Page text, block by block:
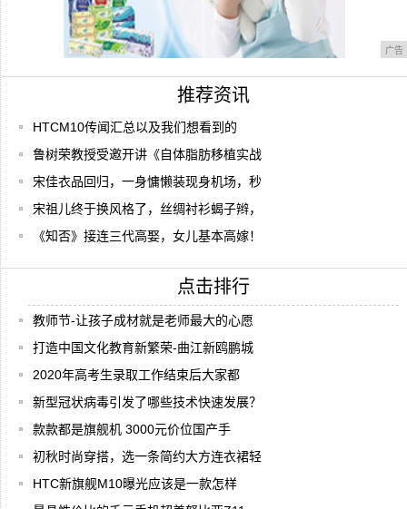
广告
推荐资讯
HTCM10传闻汇总以及我们想看到的
鲁树荣教授受邀开讲《自体脂肪移植实战
宋佳衣品回归，一身慵懒装现身机场，秒
宋祖儿终于换风格了，丝绸衬衫蝎子辫，
《知否》接连三代高娶，女儿基本高嫁！
点击排行
教师节-让孩子成材就是老师最大的心愿
打造中国文化教育新繁荣-曲江新鸥鹏城
2020年高考生录取工作结束后大家都
新型冠状病毒引发了哪些技术快速发展？
款款都是旗舰机 3000元价位国产手
初秋时尚穿搭，选一条简约大方连衣裙轻
HTC新旗舰M10曝光应该是一款怎样